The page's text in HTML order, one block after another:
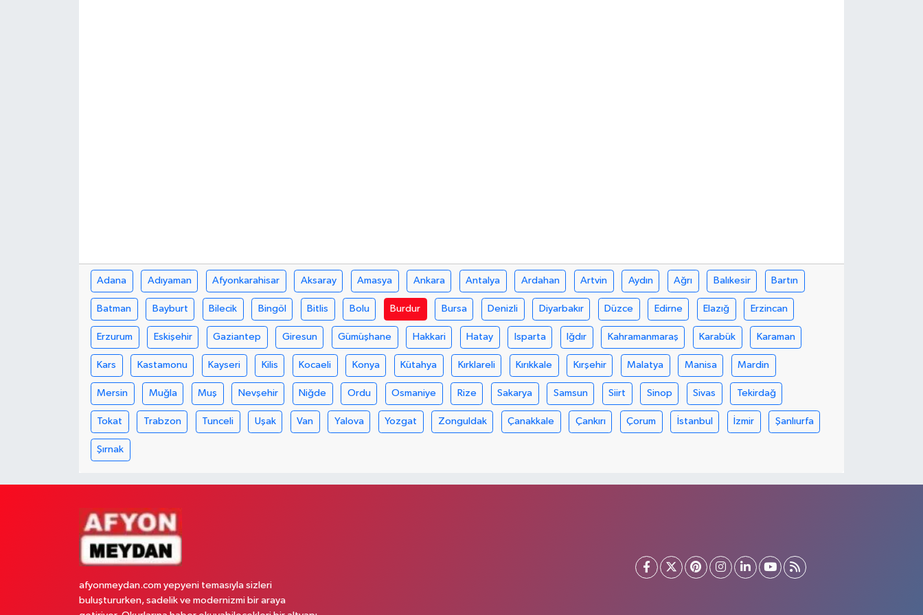
Adana Adıyaman Afyonkarahisar Aksaray Amasya Ankara Antalya Ardahan Artvin Aydın Ağrı Balıkesir Bartın
Batman Bayburt Bilecik Bingöl Bitlis Bolu Burdur Bursa Denizli Diyarbakır Düzce Edirne Elazığ Erzincan
Erzurum Eskişehir Gaziantep Giresun Gümüşhane Hakkari Hatay Isparta Iğdır Kahramanmaraş Karabük Karaman
Kars Kastamonu Kayseri Kilis Kocaeli Konya Kütahya Kırklareli Kırıkkale Kırşehir Malatya Manisa Mardin
Mersin Muğla Muş Nevşehir Niğde Ordu Osmaniye Rize Sakarya Samsun Siirt Sinop Sivas Tekirdağ
Tokat Trabzon Tunceli Uşak Van Yalova Yozgat Zonguldak Çanakkale Çankırı Çorum İstanbul İzmir Şanlıurfa
Şırnak
afyonmeydan.com yepyeni temasıyla sizleri
buluştururken, sadelik ve modernizmi bir araya